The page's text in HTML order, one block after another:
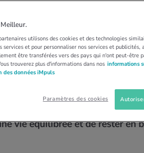
signe du yin
ou choux de Bruxelles?
les aliments possèdent des
ou nous réchauffer. Les
vie équilibrée et de rester en
utilisons des cookies et des technologies
services et pour personnaliser nos services et publicités,
être transférées vers des pays qui n'ont peut-être
trouverez plus d'informations dans nos informations
des données iMpuls
Paramètres des cookies